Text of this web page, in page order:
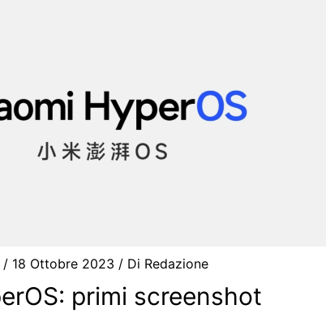
/ 18 Ottobre 2023 / Di Redazione
primi screenshot